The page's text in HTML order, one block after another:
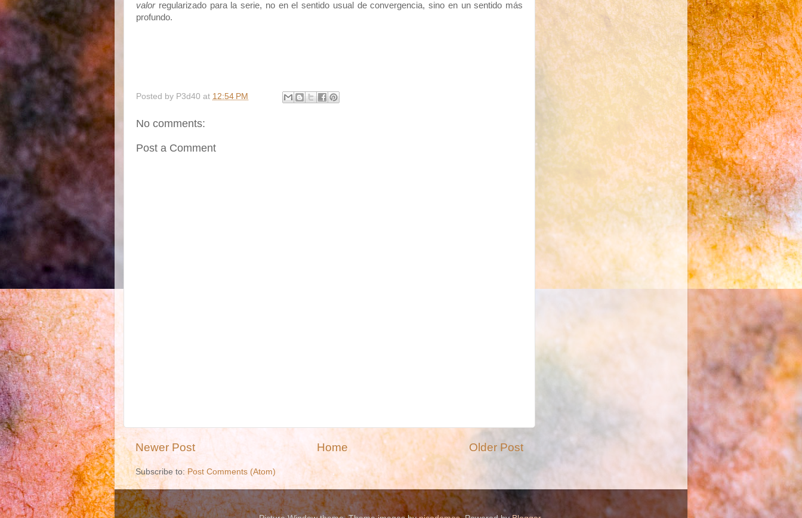
valorregularizado para la serie, no en el sentido usual de convergencia, sino en un sentido más
profundo.
Posted by P3d40 at 12:54 PM
No comments:
Post a Comment
Newer Post Older Post
Home
Subscribe to: Post Comments (Atom)